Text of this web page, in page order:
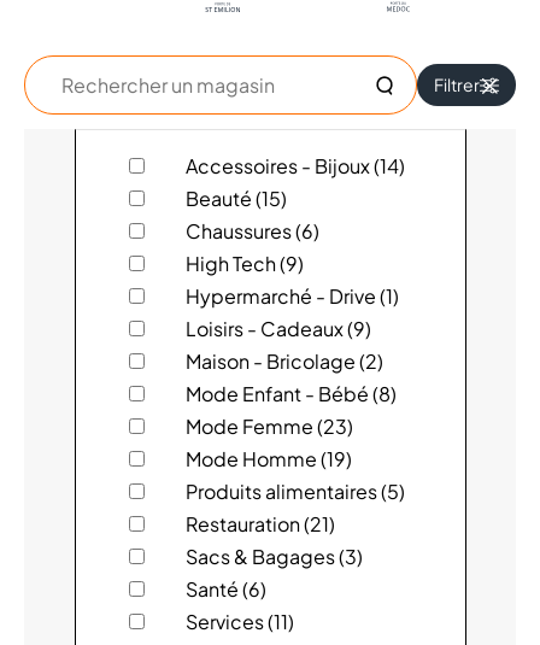
Rechercher
un
magasin
Filtrer
ACUITIS
ADOPT
ALAIN AFFLELOU OPTICIEN
ATOL LES OPTICIENS
AUCHAN
BAILLARDRAN
BCHEF
BEAUSOLEIL MAROQUINERIE
BERSHKA
Accessoires - Bijoux (14)
Beauté (15)
Chaussures (6)
High Tech (9)
Hypermarché - Drive (1)
Loisirs - Cadeaux (9)
Maison - Bricolage (2)
Mode Enfant - Bébé (8)
Mode Femme (23)
Mode Homme (19)
Produits alimentaires (5)
Restauration (21)
Sacs & Bagages (3)
Santé (6)
Services (11)